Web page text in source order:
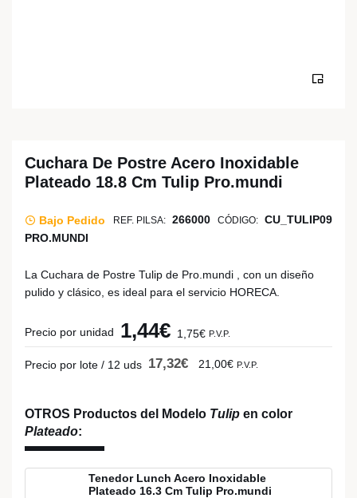
Cuchara De Postre Acero Inoxidable
Plateado 18.8 Cm Tulip Pro.mundi
Bajo Pedido REF. PILSA: 266000 CÓDIGO: CU_TULIP09
PRO.MUNDI
La Cuchara de Postre Tulip de Pro.mundi , con un diseño
pulido y clásico, es ideal para el servicio HORECA.
Precio por unidad 1,44€ 1,75€ P.V.P.
Precio por lote / 12 uds 17,32€ 21,00€ P.V.P.
OTROS Productos del Modelo Tulip en color
Plateado:
Tenedor Lunch Acero Inoxidable
Plateado 16.3 Cm Tulip Pro.mundi